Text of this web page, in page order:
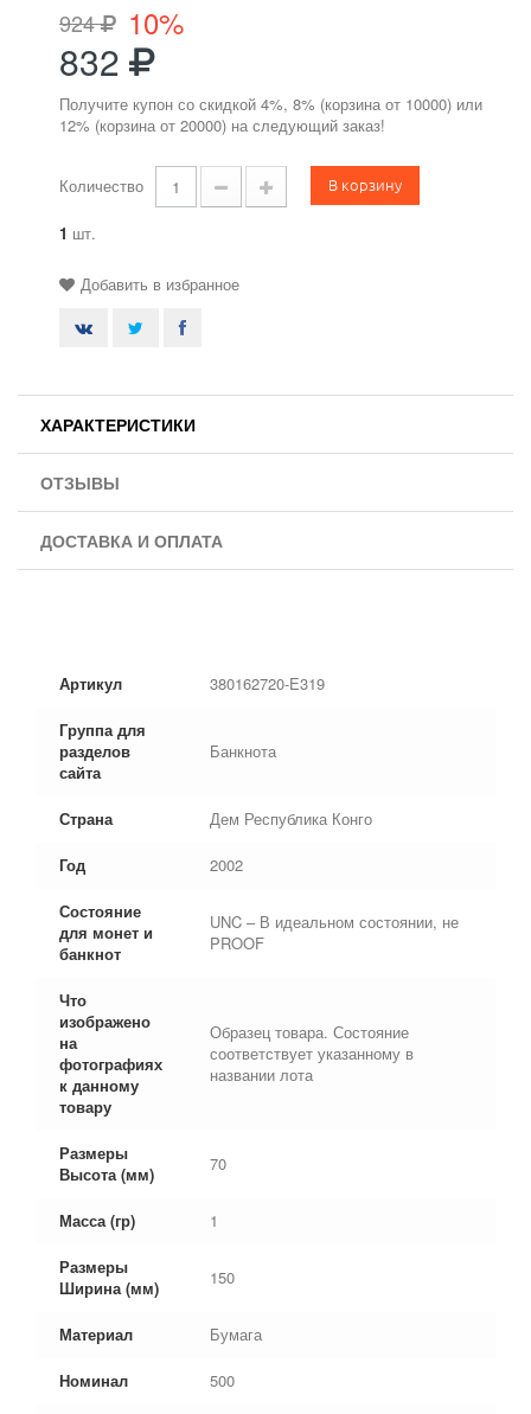
924 10%
832
Получите купон со скидкой 4%, 8% (корзина от 10000) или
12% (корзина от 20000) на следующий заказ!
Количество В корзину
1 шт.
Добавить в избранное
ХАРАКТЕРИСТИКИ
ОТЗЫВЫ
ДОСТАВКА И ОПЛАТА
Артикул 380162720-E319
Группа для
разделов
сайта
Банкнота
Страна Дем Республика Конго
Год 2002
Состояние
для монет и
банкнот
UNC – В идеальном состоянии, не
PROOF
Что
изображено
на
фотографиях
к данному
товару
Образец товара. Состояние
соответствует указанному в
названии лота
Размеры
Высота (мм)
70
Масса (гр) 1
Размеры
Ширина (мм)
150
Материал Бумага
Номинал 500